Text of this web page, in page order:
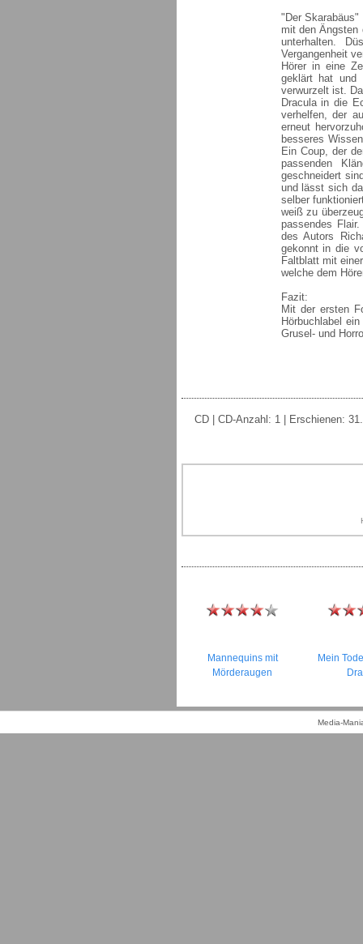
"Der
mit den Ängsten
unterhalten.
Vergangenheit
Hörer in eine
geklärt hat und
verwurzelt ist.
Dracula in die
verhelfen, der
erneut
besseres
Ein Coup, der
passenden
geschneidert
und lässt sich
selber
weiß zu
passendes
des Autors
gekonnt in die
Faltblatt mit
welche dem
Fazit:
Mit der ersten
Hörbuchlabel
Grusel- und
CD | CD-Anzahl: 1 | Erschienen:
Mannequins mit
Mörderaugen
Mein
Media-